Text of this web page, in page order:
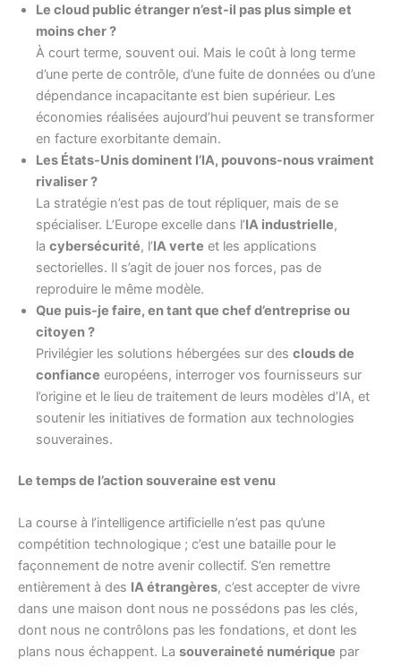
Le cloud public étranger n’est-il pas plus simple et
moins cher ?
À court terme, souvent oui. Mais le coût à long terme
d’une perte de contrôle, d’une fuite de données ou d’une
dépendance incapacitante est bien supérieur. Les
économies réalisées aujourd’hui peuvent se transformer
en facture exorbitante demain.
Les États-Unis dominent l’IA, pouvons-nous vraiment
rivaliser ?
La stratégie n’est pas de tout répliquer, mais de se
spécialiser. L’Europe excelle dans l’IA industrielle,
la cybersécurité, l’IA verte et les applications
sectorielles. Il s’agit de jouer nos forces, pas de
reproduire le même modèle.
Que puis-je faire, en tant que chef d’entreprise ou
citoyen ?
Privilégier les solutions hébergées sur des clouds de
confiance européens, interroger vos fournisseurs sur
l’origine et le lieu de traitement de leurs modèles d’IA, et
soutenir les initiatives de formation aux technologies
souveraines.
Le temps de l’action souveraine est venu
La course à l’intelligence artificielle n’est pas qu’une
compétition technologique ; c’est une bataille pour le
façonnement de notre avenir collectif. S’en remettre
entièrement à des IA étrangères, c’est accepter de vivre
dans une maison dont nous ne possédons pas les clés,
dont nous ne contrôlons pas les fondations, et dont les
plans nous échappent. La souveraineté numérique par